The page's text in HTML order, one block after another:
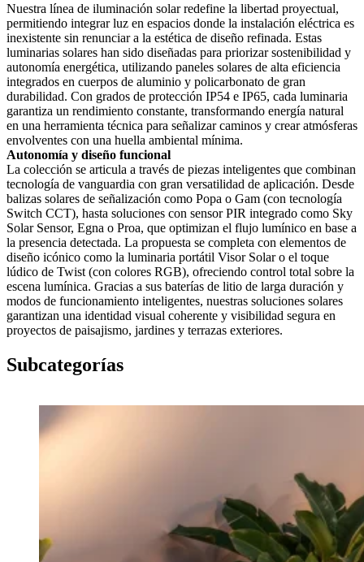
Nuestra línea de iluminación solar redefine la libertad proyectual,
permitiendo integrar luz en espacios donde la instalación eléctrica es
inexistente sin renunciar a la estética de diseño refinada. Estas
luminarias solares han sido diseñadas para priorizar sostenibilidad y
autonomía energética, utilizando paneles solares de alta eficiencia
integrados en cuerpos de aluminio y policarbonato de gran
durabilidad. Con grados de protección IP54 e IP65, cada luminaria
garantiza un rendimiento constante, transformando energía natural
en una herramienta técnica para señalizar caminos y crear atmósferas
envolventes con una huella ambiental mínima.
Autonomía y diseño funcional
La colección se articula a través de piezas inteligentes que combinan
tecnología de vanguardia con gran versatilidad de aplicación. Desde
balizas solares de señalización como Popa o Gam (con tecnología
Switch CCT), hasta soluciones con sensor PIR integrado como Sky
Solar Sensor, Egna o Proa, que optimizan el flujo lumínico en base a
la presencia detectada. La propuesta se completa con elementos de
diseño icónico como la luminaria portátil Visor Solar o el toque
lúdico de Twist (con colores RGB), ofreciendo control total sobre la
escena lumínica. Gracias a sus baterías de litio de larga duración y
modos de funcionamiento inteligentes, nuestras soluciones solares
garantizan una identidad visual coherente y visibilidad segura en
proyectos de paisajismo, jardines y terrazas exteriores.
Subcategorías